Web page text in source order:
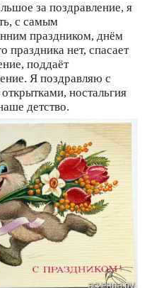
за поздравление, я
с самым
праздником, днём
праздника нет, спасает
поддаёт
Я поздравляю с
ностальгия
детство.